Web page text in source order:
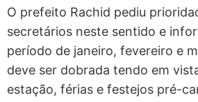
O prefeito Rachid pediu
secretários neste sentido e
período de janeiro, fevereiro e
deve ser dobrada tendo em
estação, férias e festejos pré-